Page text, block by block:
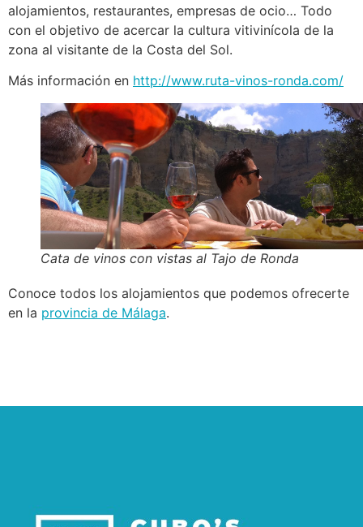
alojamientos, restaurantes, empresas de ocio… Todo
con el objetivo de acercar la cultura vitivinícola de la
zona al visitante de la Costa del Sol.
Más información en http://www.ruta-vinos-ronda.com/
Cata de vinos con vistas al Tajo de Ronda
Conoce todos los alojamientos que podemos ofrecerte
en la provincia de Málaga.